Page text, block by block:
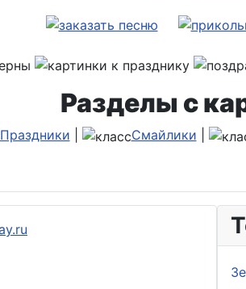
Разделы с
Праздники Смайлики